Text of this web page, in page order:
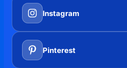
Instagram
Pinterest